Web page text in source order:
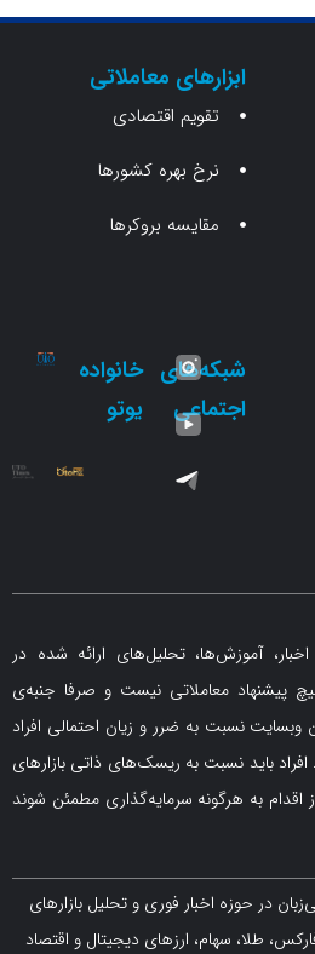
ابزارهای معاملاتی
تقویم اقتصادی
نرخ بهره کشورها
مقایسه بروکرها
شبکه‌های خانواده
یوتو
تحلیل‌های ارائه شده در
معاملاتی نیست و صرفا جنبه‌ی
به ضرر و زیان احتمالی افراد
نسبت به ریسک‌های ذاتی بازارهای
سرمایه‌گذاری مطمئن شوند
اخبار فوری و تحلیل بازارهای
ارزهای دیجیتال و اقتصاد